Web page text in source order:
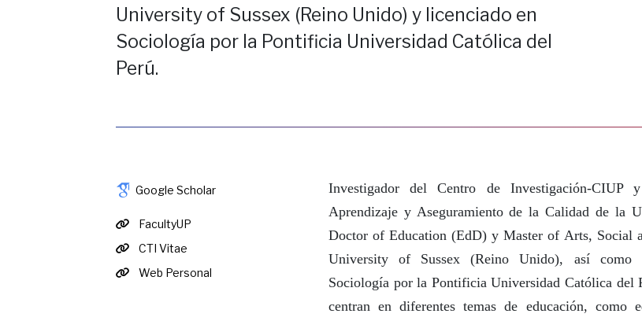
University of Sussex (Reino Unido) y licenciado en
Sociología por la Pontificia Universidad Católica del
Perú.
Google Scholar
FacultyUP
CTI Vitae
Web Personal
Investigador del Centro de Investigación-CIUP
Aprendizaje y Aseguramiento de la Calidad de la
Doctor of Education (EdD) y Master of Arts, Social
University of Sussex (Reino Unido), así como
Sociología por la Pontificia Universidad Católica del
centran en diferentes temas de educación, como